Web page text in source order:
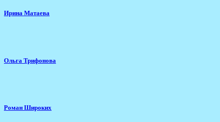
Ирина Матаева
Ольга Трифонова
Роман Широких